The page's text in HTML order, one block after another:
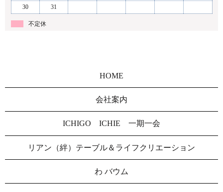
30
31
不定休
HOME
会社案内
ICHIGO ICHIE 一期一会
リアン（絆）テーブル＆ライフクリエーション
わ バウム